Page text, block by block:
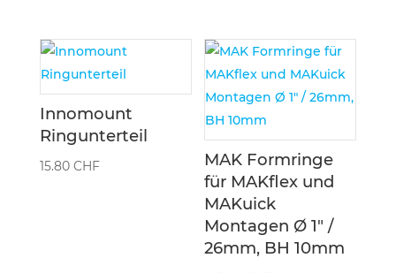
Innomount
Ringunterteil
15.80 CHF
MAK Formringe
für MAKflex und
MAKuick
Montagen Ø 1″ /
26mm, BH 10mm